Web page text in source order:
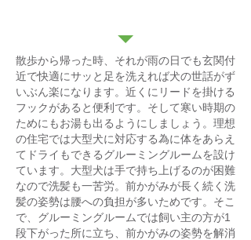
散歩から帰った時、それが雨の日でも玄関付
近で快適にサッと足を洗えれば犬の世話がず
いぶん楽になります。近くにリードを掛ける
フックがあると便利です。そして寒い時期の
ためにもお湯も出るようにしましょう。理想
の住宅では大型犬に対応する為に体をあらえ
てドライもできるグルーミングルームを設け
ています。大型犬は手で持ち上げるのが困難
なので洗髪も一苦労。前かがみが長く続く洗
髪の姿勢は腰への負担が多いためです。そこ
で、グルーミングルームでは飼い主の方が1
段下がった所に立ち、前かがみの姿勢を解消